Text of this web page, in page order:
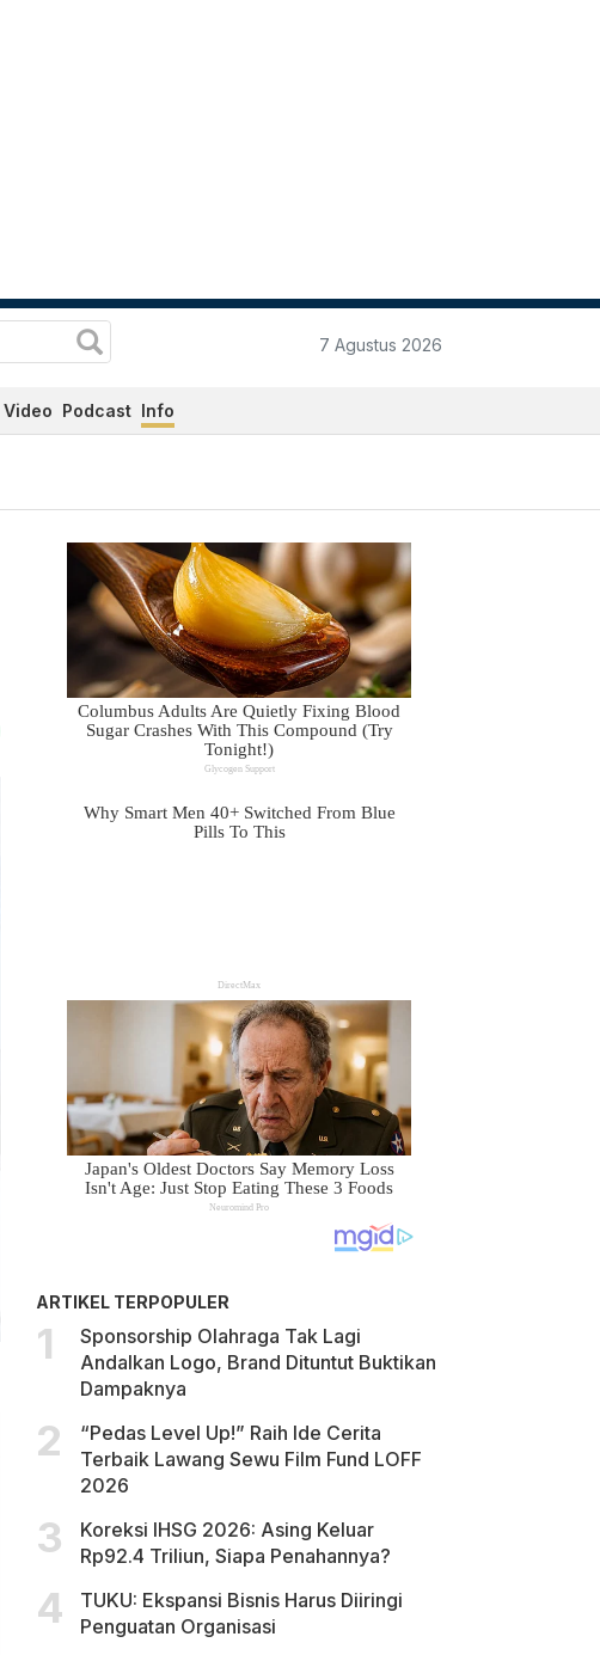
7 Agustus 2026
Video Podcast Info
ARTIKEL TERPOPULER
Sponsorship Olahraga Tak Lagi
Andalkan Logo, Brand Dituntut Buktikan
Dampaknya
“Pedas Level Up!” Raih Ide Cerita
Terbaik Lawang Sewu Film Fund LOFF
2026
Koreksi IHSG 2026: Asing Keluar
Rp92.4 Triliun, Siapa Penahannya?
TUKU: Ekspansi Bisnis Harus Diiringi
Penguatan Organisasi